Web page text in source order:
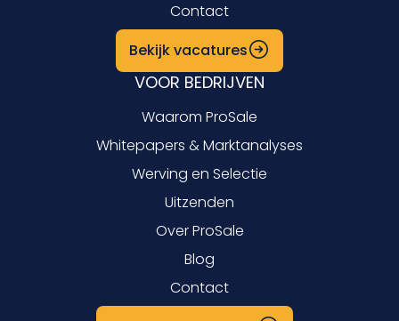
Contact
Bekijk vacatures
VOOR BEDRIJVEN
Waarom ProSale
Whitepapers & Marktanalyses
Werving en Selectie
Uitzenden
Over ProSale
Blog
Contact